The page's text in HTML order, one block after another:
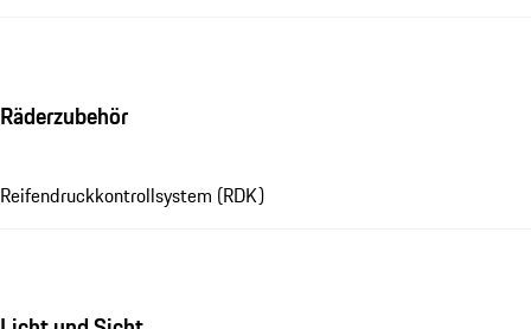
Räderzubehör
Reifendruckkontrollsystem (RDK)